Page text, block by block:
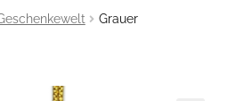
Grauer